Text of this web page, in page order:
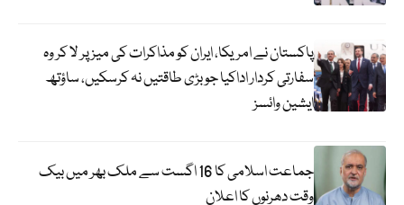
پاکستان نے امریکا، ایران کو مذاکرات کی میز پر لا کر وہ
سفارتی کردار اداکیا جو بڑی طاقتیں نہ کرسکیں، ساؤتھ
ایشین وائسز
جماعت اسلامی کا 16 اگست سے ملک بھر میں بیک
وقت دھرنوں کا اعلان